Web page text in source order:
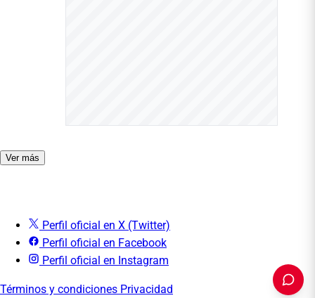
Ver más
Perfil oficial en X (Twitter)
Perfil oficial en Facebook
Perfil oficial en Instagram
Términos y condiciones Privacidad